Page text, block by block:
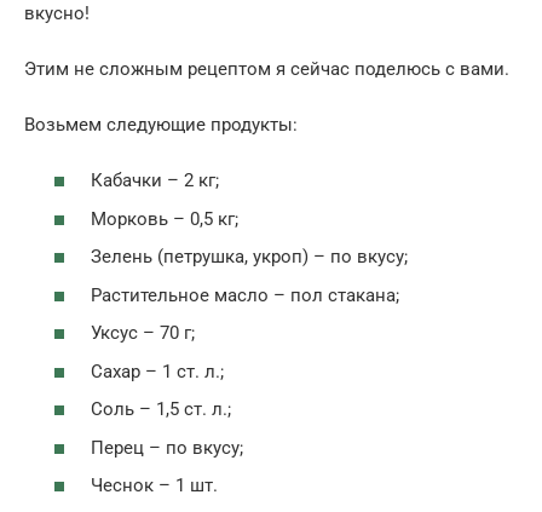
вкусно!
Этим не сложным рецептом я сейчас поделюсь с вами.
Возьмем следующие продукты:
Кабачки – 2 кг;
Морковь – 0,5 кг;
Зелень (петрушка, укроп) – по вкусу;
Растительное масло – пол стакана;
Уксус – 70 г;
Сахар – 1 ст. л.;
Соль – 1,5 ст. л.;
Перец – по вкусу;
Чеснок – 1 шт.